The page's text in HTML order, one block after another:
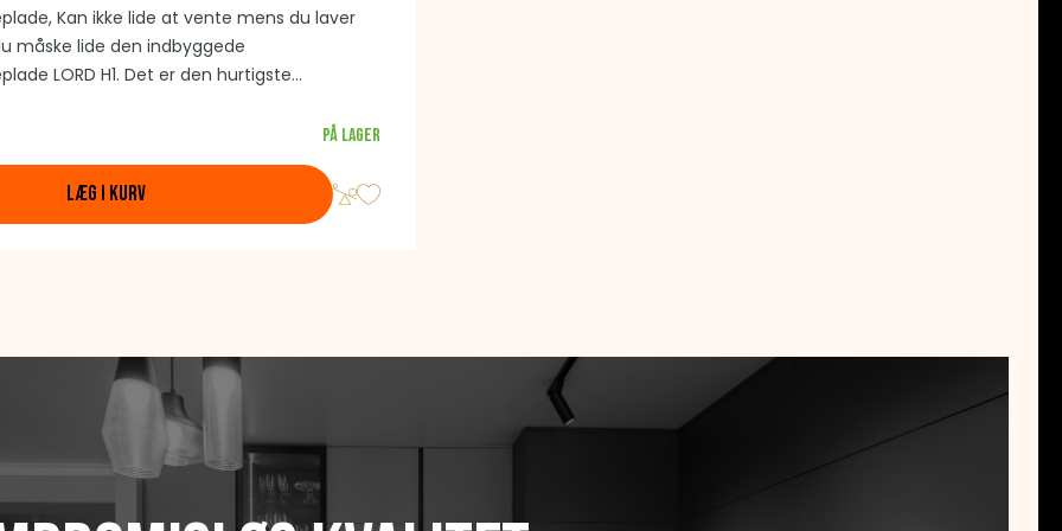
Kan ikke lide at vente mens du laver
måske lide den indbyggede
LORD H1. Det er den hurtigste
fra alle fire induktionszoner. Den moderne
touch kontrol, hvor hver zone har sin egen
dig i alt tolv niveauer af effektindstillinger.
kan du bruge timeren og
På lager
LÆG I KURV